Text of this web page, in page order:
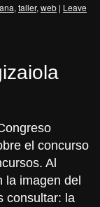
, taller, web | Leave
el concurso
Al
la imagen del
consultar: la